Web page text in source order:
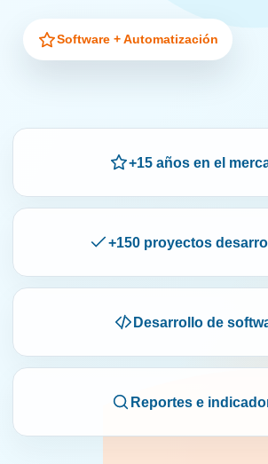
Software + Automatización
+15 años en el
+150 proyectos
Desarrollo de
Reportes e